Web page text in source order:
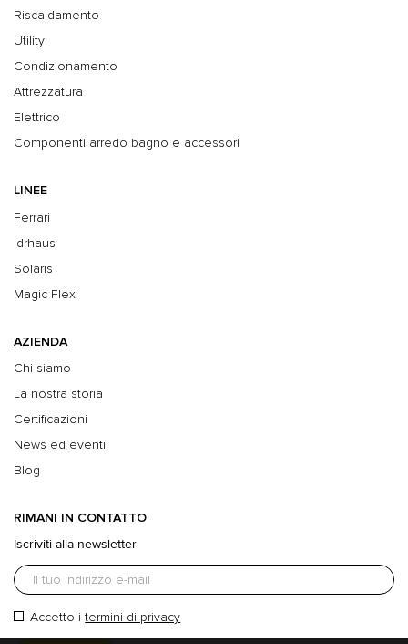
Riscaldamento
Utility
Condizionamento
Attrezzatura
Elettrico
Componenti arredo bagno e accessori
LINEE
Ferrari
Idrhaus
Solaris
Magic Flex
AZIENDA
Chi siamo
La nostra storia
Certificazioni
News ed eventi
Blog
RIMANI IN CONTATTO
Iscriviti alla newsletter
Accetto itermini di privacy